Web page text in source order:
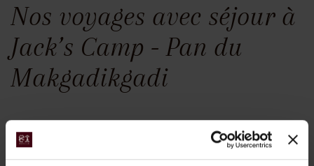
Nos voyages avec séjour à
Jack’s Camp - Pan du
Makgadikgadi